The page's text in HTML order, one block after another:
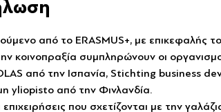
από το ERASMUS+, με επικεφαλής
κοινοπραξία συμπληρώνουν οι
από την Ισπανία, Stichting business
yliopisto από την Φινλανδία.
που σχετίζονται με την